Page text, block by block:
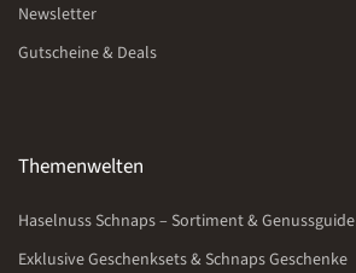
Newsletter
Gutscheine & Deals
Themenwelten
Haselnuss Schnaps – Sortiment & Genussguide
Exklusive Geschenksets & Schnaps Geschenke